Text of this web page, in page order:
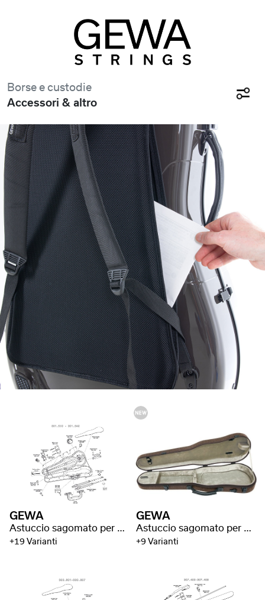
Borse e custodie
Accessori & altro
GEWA
Astuccio sagomato per violino Liuteria Maestro
+19 Varianti
GEWA
Astuccio sagomato per violino Bio I S
+9 Varianti